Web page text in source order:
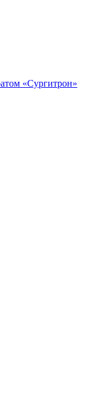
«Сургитрон»‎